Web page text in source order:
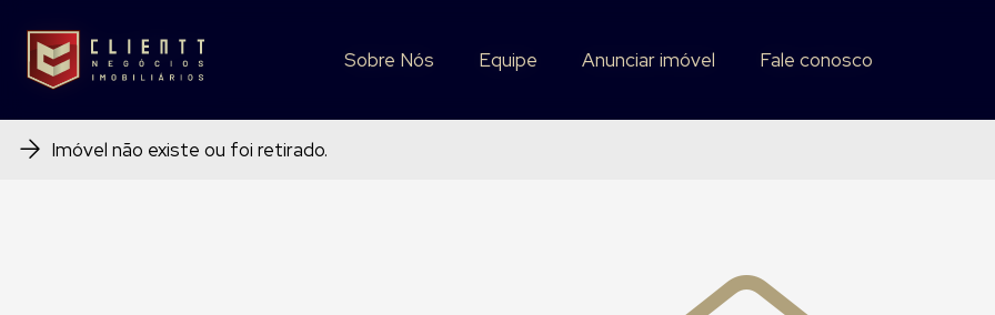
Sobre Nós Equipe Anunciar imóvel Fale conosco
Sobre Nós Equipe Anunciar imóvel Fale conosco
Imóvel não existe ou foi retirado.